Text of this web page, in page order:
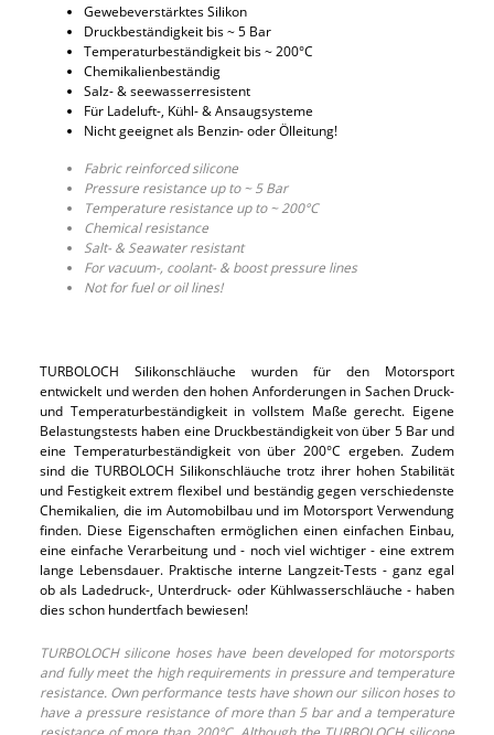
Gewebeverstärktes Silikon
Druckbeständigkeit bis ~ 5 Bar
Temperaturbeständigkeit bis ~ 200°C
Chemikalienbeständig
Salz- & seewasserresistent
Für Ladeluft-, Kühl- & Ansaugsysteme
Nicht geeignet als Benzin- oder Ölleitung!
Fabric reinforced silicone
Pressure resistance up to ~ 5 Bar
Temperature resistance up to ~ 200°C
Chemical resistance
Salt- & Seawater resistant
For vacuum-, coolant- & boost pressure lines
Not for fuel or oil lines!
TURBOLOCH Silikonschläuche wurden für den Motorsport
entwickelt und werden den hohen Anforderungen in Sachen Druck-
und Temperaturbeständigkeit in vollstem Maße gerecht. Eigene
Belastungstests haben eine Druckbeständigkeit von über 5 Bar und
eine Temperaturbeständigkeit von über 200°C ergeben. Zudem
sind die TURBOLOCH Silikonschläuche trotz ihrer hohen Stabilität
und Festigkeit extrem flexibel und beständig gegen verschiedenste
Chemikalien, die im Automobilbau und im Motorsport Verwendung
finden. Diese Eigenschaften ermöglichen einen einfachen Einbau,
eine einfache Verarbeitung und - noch viel wichtiger - eine extrem
lange Lebensdauer. Praktische interne Langzeit-Tests - ganz egal
ob als Ladedruck-, Unterdruck- oder Kühlwasserschläuche - haben
dies schon hundertfach bewiesen!
TURBOLOCH silicone hoses have been developed for motorsports
and fully meet the high requirements in pressure and temperature
resistance. Own performance tests have shown our silicon hoses to
have a pressure resistance of more than 5 bar and a temperature